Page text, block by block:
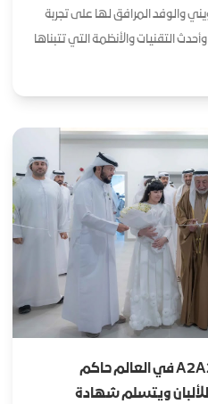
والوفد المرافق لها على تجربة
التقنيات والأنظمة التي تتبناها
التقنيات الحيوية التي تُعنى بتطوير
والثروة الحيوانية في الشارقة
كأكبر مزرعة أبقار من سلالة A2A2 في العالم حاكم
ويتسلم شهادة